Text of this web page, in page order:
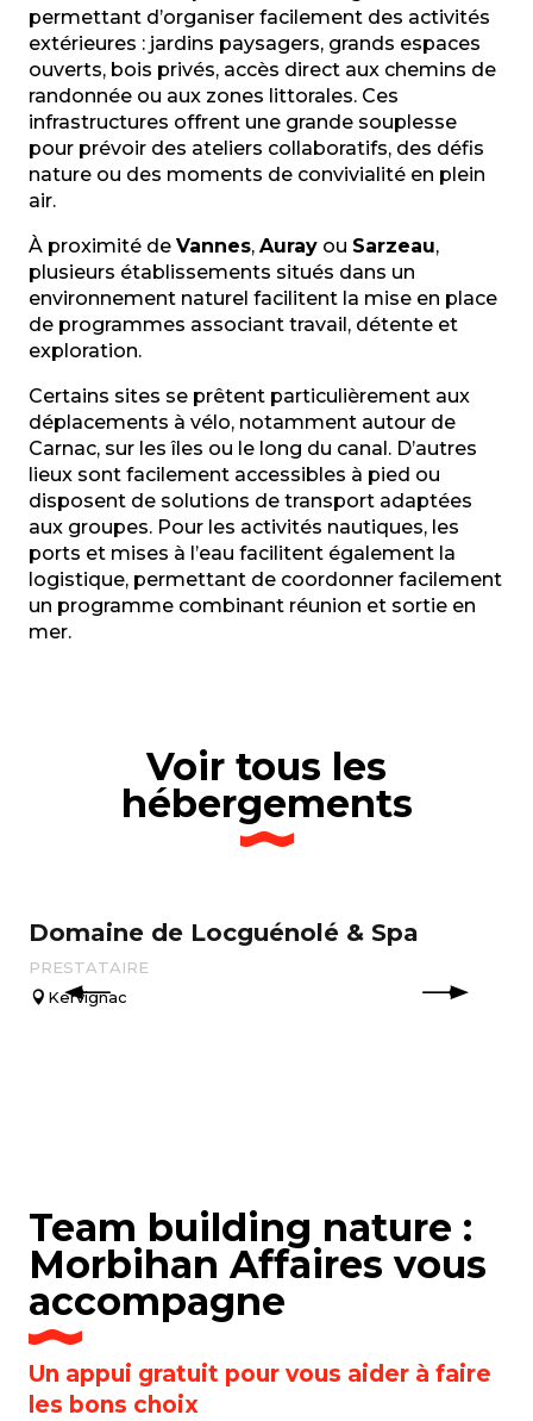
permettant d’organiser facilement des activités
extérieures : jardins paysagers, grands espaces
ouverts, bois privés, accès direct aux chemins de
randonnée ou aux zones littorales. Ces
infrastructures offrent une grande souplesse
pour prévoir des ateliers collaboratifs, des défis
nature ou des moments de convivialité en plein
air.
À proximité de Vannes, Auray ou Sarzeau,
plusieurs établissements situés dans un
environnement naturel facilitent la mise en place
de programmes associant travail, détente et
exploration.
Certains sites se prêtent particulièrement aux
déplacements à vélo, notamment autour de
Carnac, sur les îles ou le long du canal. D’autres
lieux sont facilement accessibles à pied ou
disposent de solutions de transport adaptées
aux groupes. Pour les activités nautiques, les
ports et mises à l’eau facilitent également la
logistique, permettant de coordonner facilement
un programme combinant réunion et sortie en
mer.
Voir tous les
hébergements
Domaine de Locguénolé & Spa
PRESTATAIRE
Kervignac
Team building nature :
Morbihan Affaires vous
accompagne
Un appui gratuit pour vous aider à faire
les bons choix